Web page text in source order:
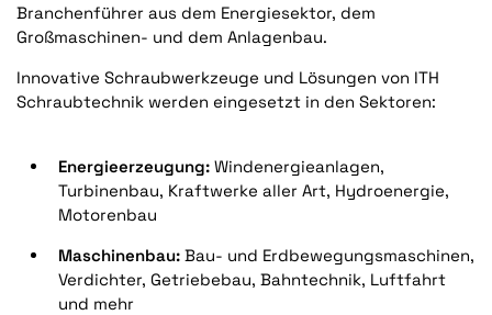
Branchenführer aus dem Energiesektor, dem
Großmaschinen- und dem Anlagenbau.
Innovative Schraubwerkzeuge und Lösungen von ITH
Schraubtechnik werden eingesetzt in den Sektoren:
Energieerzeugung: Windenergieanlagen,
Turbinenbau, Kraftwerke aller Art, Hydroenergie,
Motorenbau
Maschinenbau: Bau- und Erdbewegungsmaschinen,
Verdichter, Getriebebau, Bahntechnik, Luftfahrt
und mehr